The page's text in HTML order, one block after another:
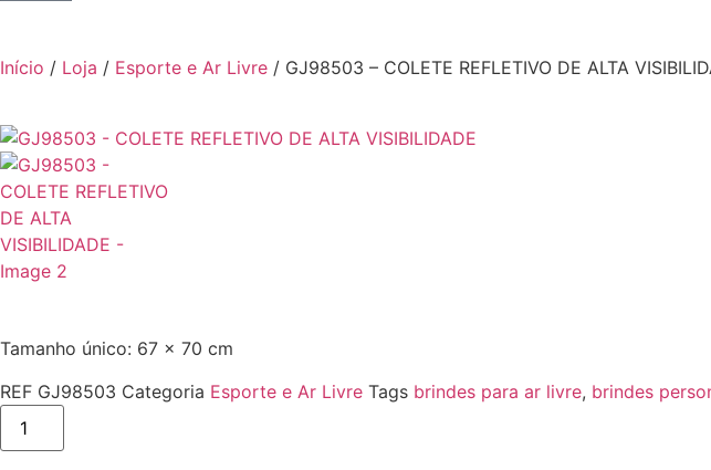
Início / Loja / Esporte e Ar Livre / GJ98503 – COLETE REFLETIVO DE ALTA
Tamanho único: 67 x 70 cm
REF GJ98503 Categoria Esporte e Ar Livre Tags brindes para ar livre, brindes